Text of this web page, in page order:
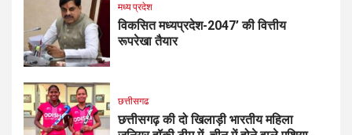
मध्य प्रदेश
विकसित मध्यप्रदेश-2047’ की वित्तीय
रूपरेखा तैयार
छत्तीसगढ
छत्तीसगढ़ की दो खिलाड़ी भारतीय महिला